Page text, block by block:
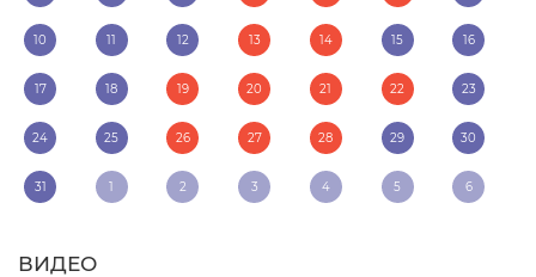
10 11 12 13 14 15 16
17 18 19 20 21 22 23
24 25 26 27 28 29 30
31 1 2 3 4 5 6
ВИДЕО